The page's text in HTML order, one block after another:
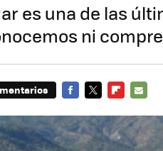
es una de las
ni
MAIL